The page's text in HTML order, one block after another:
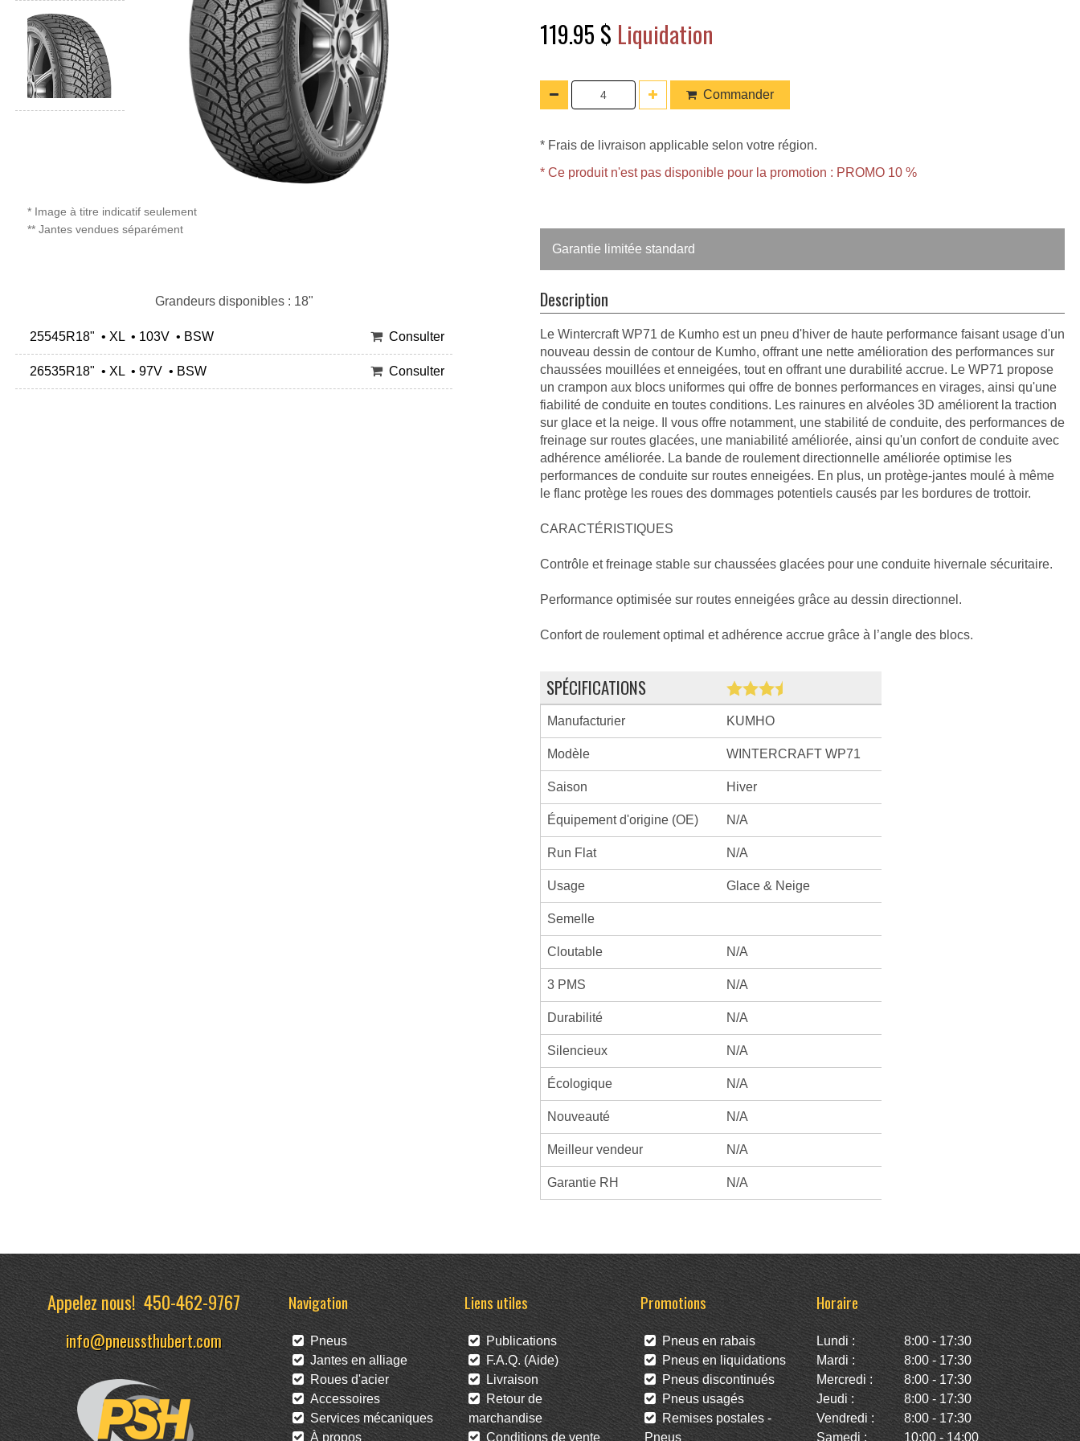
* Image à titre indicatif seulement
** Jantes vendues séparément
Grandeurs disponibles : 18"
25545R18" • XL • 103V • BSW Consulter
26535R18" • XL • 97V • BSW Consulter
119.95 $ Liquidation
Commander
* Frais de livraison applicable selon votre région.
* Ce produit n'est pas disponible pour la promotion : PROMO 10 %
Garantie limitée standard
Description
Le Wintercraft WP71 de Kumho est un pneu d'hiver de haute performance faisant usage d'un
nouveau dessin de contour de Kumho, offrant une nette amélioration des performances sur
chaussées mouillées et enneigées, tout en offrant une durabilité accrue. Le WP71 propose
un crampon aux blocs uniformes qui offre de bonnes performances en virages, ainsi qu'une
fiabilité de conduite en toutes conditions. Les rainures en alvéoles 3D améliorent la traction
sur glace et la neige. Il vous offre notamment, une stabilité de conduite, des performances de
freinage sur routes glacées, une maniabilité améliorée, ainsi qu'un confort de conduite avec
adhérence améliorée. La bande de roulement directionnelle améliorée optimise les
performances de conduite sur routes enneigées. En plus, un protège-jantes moulé à même
le flanc protège les roues des dommages potentiels causés par les bordures de trottoir.
CARACTÉRISTIQUES
Contrôle et freinage stable sur chaussées glacées pour une conduite hivernale sécuritaire.
Performance optimisée sur routes enneigées grâce au dessin directionnel.
Confort de roulement optimal et adhérence accrue grâce à l’angle des blocs.
SPÉCIFICATIONS
Manufacturier KUMHO
Modèle WINTERCRAFT WP71
Saison Hiver
Équipement d'origine (OE) N/A
Run Flat N/A
Usage Glace & Neige
Semelle
Cloutable N/A
3 PMS N/A
Durabilité N/A
Silencieux N/A
Écologique N/A
Nouveauté N/A
Meilleur vendeur N/A
Garantie RH N/A
Appelez nous!450-462-9767
info@pneussthubert.com
Navigation
Pneus
Jantes en alliage
Roues d'acier
Accessoires
Services mécaniques
À propos
Liens utiles
Publications
F.A.Q. (Aide)
Livraison
Retour de
marchandise
Conditions de vente
Promotions
Pneus en rabais
Pneus en liquidations
Pneus discontinués
Pneus usagés
Remises postales -
Pneus
Horaire
Lundi :
8:00 - 17:30
Mardi :
8:00 - 17:30
Mercredi :
8:00 - 17:30
Jeudi :
8:00 - 17:30
Vendredi :
8:00 - 17:30
Samedi :
10:00 - 14:00